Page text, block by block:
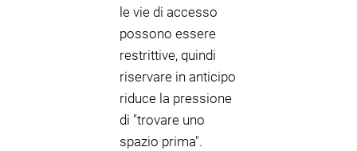
le vie di accesso
possono essere
restrittive, quindi
riservare in anticipo
riduce la pressione
di "trovare uno
spazio prima".